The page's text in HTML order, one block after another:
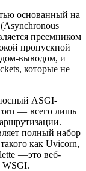
основанный на
преемником
пропускной
выводом, и
которые не
ASGI-
— всего лишь
полный набор
как Uvicorn,
— это веб-